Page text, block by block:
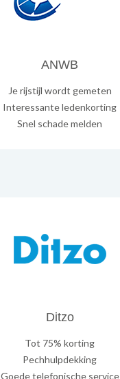
ANWB
Je rijstijl wordt gemeten
Interessante ledenkorting
Snel schade melden
Ditzo
Tot 75% korting
Pechhulpdekking
Goede telefonische service